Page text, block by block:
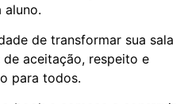
aluno.
de transformar sua sala
aceitação, respeito e
para todos.